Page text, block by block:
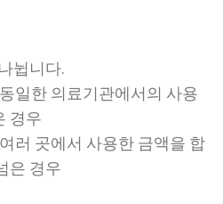
뉩니다.
일한 의료기관에서의 사용
경우
러 곳에서 사용한 금액을 합
은 경우